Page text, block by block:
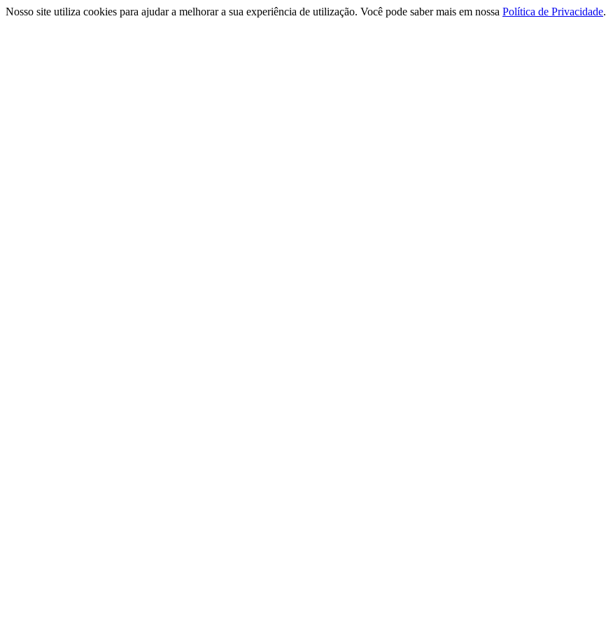
Nosso site utiliza cookies para ajudar a melhorar a sua experiência de utilização. Você pode saber mais em nossa Política de Privacidade.